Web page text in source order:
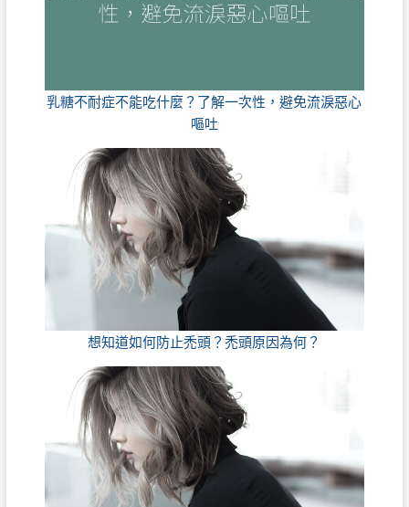
乳糖不耐症不能吃什麼？了解一次性，避免流淚惡心
嘔吐
想知道如何防止禿頭？禿頭原因為何？